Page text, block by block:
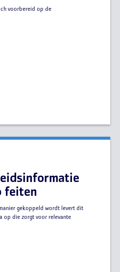
voorbereid op de
feiten
gekoppeld wordt levert dit
op die zorgt voor relevante